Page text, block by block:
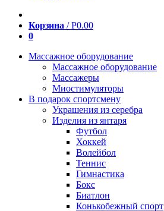
Корзина /Р0.00
0
Массажное оборудование
Массажное оборудование
Массажеры
Миостимуляторы
В подарок спортсмену
Украшения из серебра
Изделия из янтаря
Футбол
Хоккей
Волейбол
Теннис
Гимнастика
Бокс
Биатлон
Конькобежный спорт